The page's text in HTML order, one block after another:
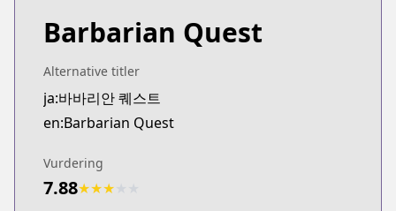
Barbarian Quest
Alternative titler
ja:바바리안 퀘스트
en:Barbarian Quest
Vurdering
7.88★★★